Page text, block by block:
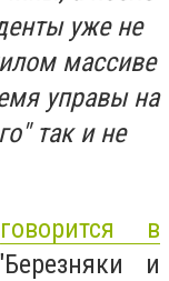
уже не
массиве
управы на
так и не
говорится в
и